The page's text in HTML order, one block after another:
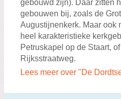
gebouwd zijn). Daar zitten
gebouwen bij, zoals de
Augustijnenkerk. Maar ook
heel karakteristieke
Petruskapel op de Staart,
Rijksstraatweg.
Lees meer over "De